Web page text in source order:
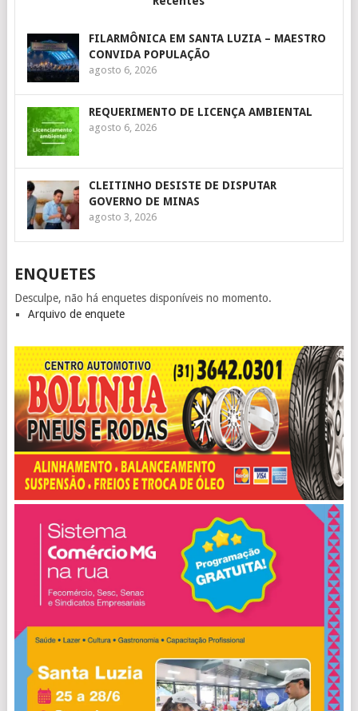
FILARMÔNICA EM SANTA LUZIA – MAESTRO
CONVIDA POPULAÇÃO
agosto 6, 2026
REQUERIMENTO DE LICENÇA AMBIENTAL
agosto 6, 2026
CLEITINHO DESISTE DE DISPUTAR
GOVERNO DE MINAS
agosto 3, 2026
ENQUETES
Desculpe, não há enquetes disponíveis no momento.
Arquivo de enquete